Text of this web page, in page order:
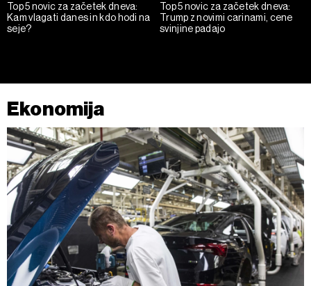
Top 5 novic za začetek dneva:
Kam vlagati danes in kdo hodi na
seje?
Top 5 novic za začetek dneva:
Trump z novimi carinami, cene
svinjine padajo
Ekonomija